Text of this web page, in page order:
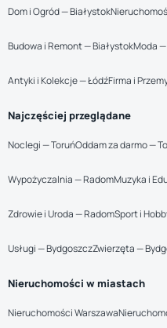
Dom i Ogród — Białystok
Budowa i Remont — BiałystokModa
Antyki i Kolekcje — ŁódźFirma i
Najczęściej przeglądane
Noclegi — ToruńOddam za darmo —
Wypożyczalnia — RadomMuzyka i
Zdrowie i Uroda — RadomSport i
Usługi — BydgoszczZwierzęta —
Nieruchomości w miastach
Nieruchomości Warszawa